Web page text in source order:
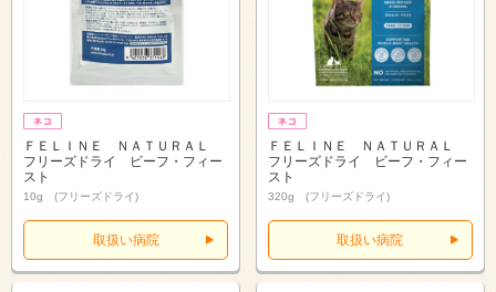
ＦＥＬＩＮＥ ＮＡＴＵＲＡＬ
フリーズドライ ビーフ・フィー
スト
10g (フリーズドライ)
取扱い病院
ＦＥＬＩＮＥ ＮＡＴＵＲＡＬ
フリーズドライ ビーフ・フィー
スト
320g (フリーズドライ)
取扱い病院